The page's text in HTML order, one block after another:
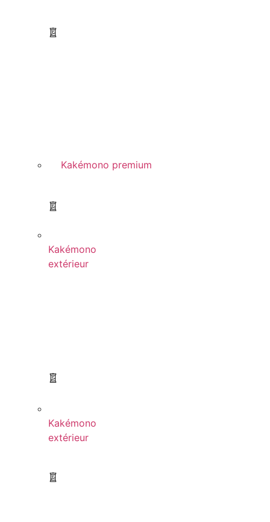
Kakémono
extérieur
Kakémono
extérieur
Kakémono premium